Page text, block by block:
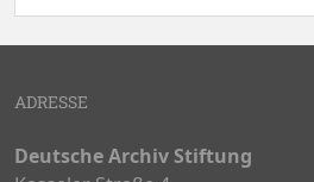
ADRESSE
Deutsche Archiv Stiftung